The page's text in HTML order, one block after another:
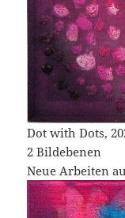
Dot with Dots,
2 Bildebenen
Neue Arbeiten